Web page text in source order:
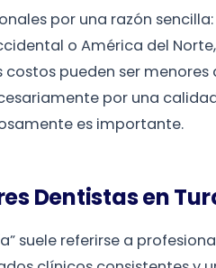
por una razón
o América del
pueden ser
por una
es importante.
Dentistas en
suele referirse a